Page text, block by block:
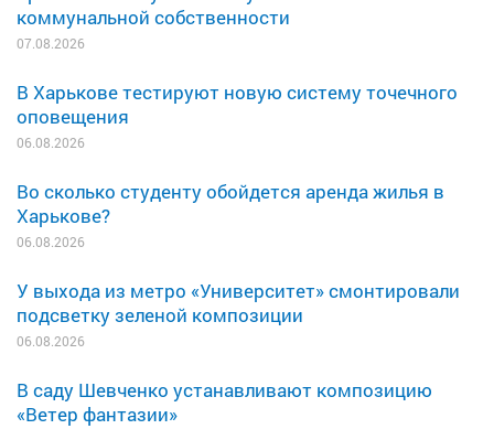
коммунальной собственности
07.08.2026
В Харькове тестируют новую систему точечного
оповещения
06.08.2026
Во сколько студенту обойдется аренда жилья в
Харькове?
06.08.2026
У выхода из метро «Университет» смонтировали
подсветку зеленой композиции
06.08.2026
В саду Шевченко устанавливают композицию
«Ветер фантазии»